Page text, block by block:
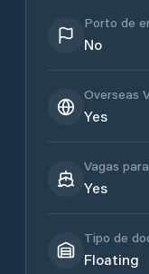
Porto de
No
Overseas
Yes
Vagas
Yes
Tipo de
Floating